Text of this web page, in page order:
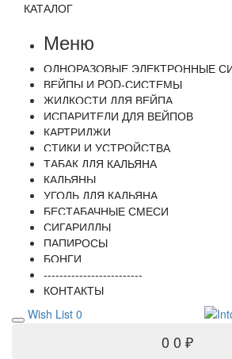
КАТАЛОГ
Меню
ОДНОРАЗОВЫЕ ЭЛЕКТРОННЫЕ
ВЕЙПЫ И POD-СИСТЕМЫ
ЖИДКОСТИ ДЛЯ ВЕЙПА
ИСПАРИТЕЛИ ДЛЯ ВЕЙПОВ
КАРТРИДЖИ
СТИКИ И УСТРОЙСТВА
ТАБАК ДЛЯ КАЛЬЯНА
КАЛЬЯНЫ
УГОЛЬ ДЛЯ КАЛЬЯНА
БЕСТАБАЧНЫЕ СМЕСИ
СИГАРИЛЛЫ
ПАПИРОСЫ
БОНГИ
-------------------------
КОНТАКТЫ
Wish List 0
0 0 ₽